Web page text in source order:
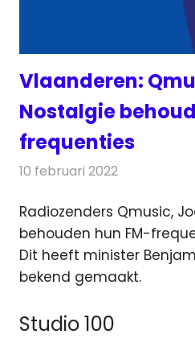
Vlaanderen:
Nostalgie
frequenties
10 februari 2022
Radiozenders Qmusic,
behouden hun FM-
Dit heeft minister
bekend gemaakt.
Studio 100